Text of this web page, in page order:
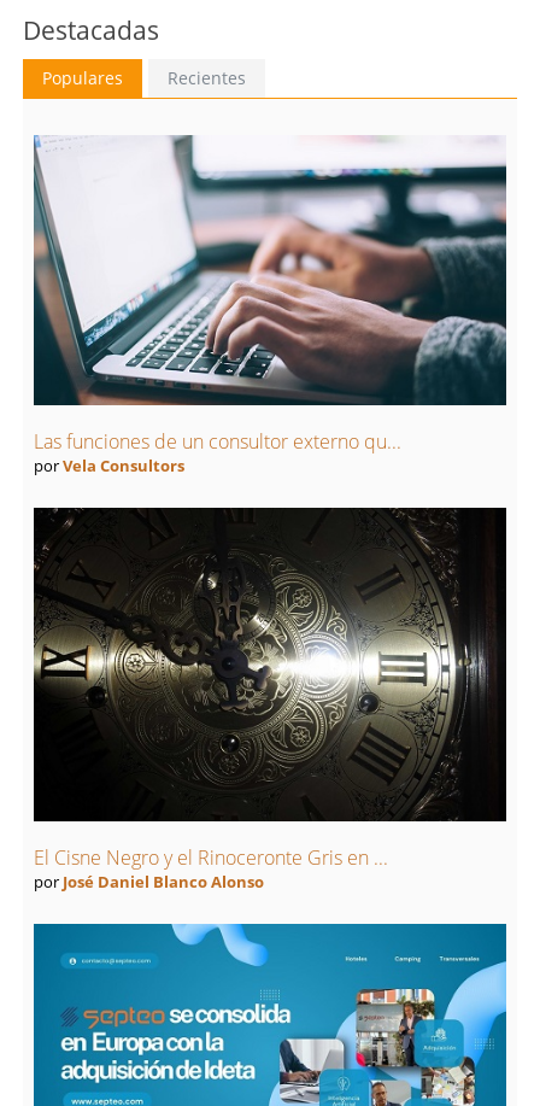
Destacadas
Populares Recientes
Las funciones de un consultor externo qu...
porVela Consultors
El Cisne Negro y el Rinoceronte Gris en ...
por José Daniel Blanco Alonso